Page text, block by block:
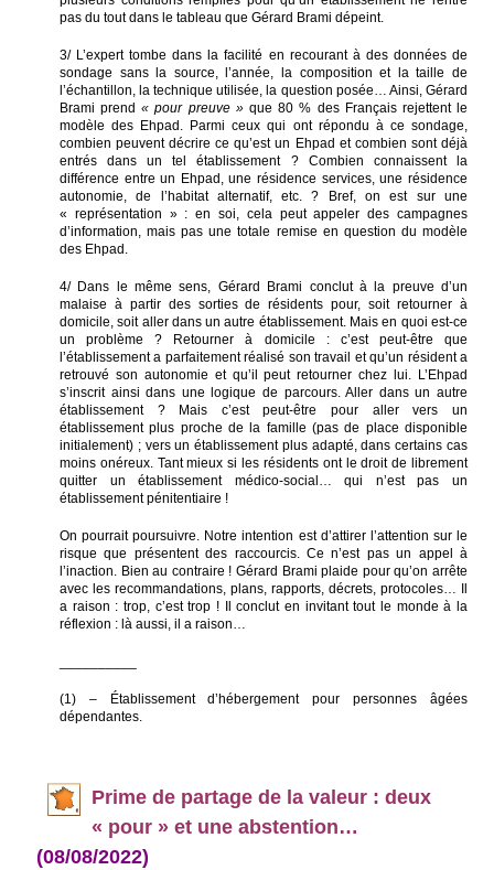
pas du tout dans le tableau que Gérard Brami dépeint.
3/ L’expert tombe dans la facilité en recourant à des données de
sondage sans la source, l’année, la composition et la taille de
l’échantillon, la technique utilisée, la question posée… Ainsi, Gérard
Brami prend« pour preuve »que 80 % des Français rejettent le
modèle des Ehpad. Parmi ceux qui ont répondu à ce sondage,
combien peuvent décrire ce qu’est un Ehpad et combien sont déjà
entrés dans un tel établissement ? Combien connaissent la
différence entre un Ehpad, une résidence services, une résidence
autonomie, de l’habitat alternatif, etc. ? Bref, on est sur une
« représentation » : en soi, cela peut appeler des campagnes
d’information, mais pas une totale remise en question du modèle
des Ehpad.
4/ Dans le même sens, Gérard Brami conclut à la preuve d’un
malaise à partir des sorties de résidents pour, soit retourner à
domicile, soit aller dans un autre établissement. Mais en quoi est-ce
un problème ? Retourner à domicile : c’est peut-être que
l’établissement a parfaitement réalisé son travail et qu’un résident a
retrouvé son autonomie et qu’il peut retourner chez lui. L’Ehpad
s’inscrit ainsi dans une logique de parcours. Aller dans un autre
établissement ? Mais c’est peut-être pour aller vers un
établissement plus proche de la famille (pas de place disponible
initialement) ; vers un établissement plus adapté, dans certains cas
moins onéreux. Tant mieux si les résidents ont le droit de librement
quitter un établissement médico-social… qui n’est pas un
établissement pénitentiaire !
On pourrait poursuivre. Notre intention est d’attirer l’attention sur le
risque que présentent des raccourcis. Ce n’est pas un appel à
l’inaction. Bien au contraire ! Gérard Brami plaide pour qu’on arrête
avec les recommandations, plans, rapports, décrets, protocoles… Il
a raison : trop, c’est trop ! Il conclut en invitant tout le monde à la
réflexion : là aussi, il a raison…
(1) – Établissement d’hébergement pour personnes âgées
dépendantes.
Prime de partage de la valeur : deux
« pour » et une abstention…
(08/08/2022)